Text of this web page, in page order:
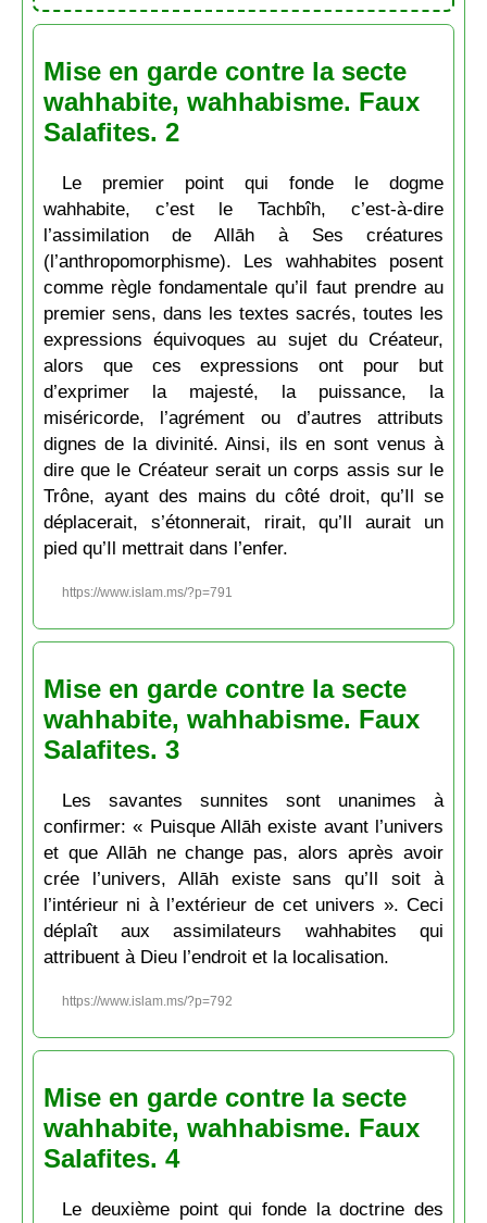
Mise en garde contre la secte
wahhabite, wahhabisme. Faux
Salafites. 2
Le premier point qui fonde le dogme
wahhabite, c’est le Tachbîh, c’est-à-dire
l’assimilation de Allāh à Ses créatures
(l’anthropomorphisme). Les wahhabites posent
comme règle fondamentale qu’il faut prendre au
premier sens, dans les textes sacrés, toutes les
expressions équivoques au sujet du Créateur,
alors que ces expressions ont pour but
d’exprimer la majesté, la puissance, la
miséricorde, l’agrément ou d’autres attributs
dignes de la divinité. Ainsi, ils en sont venus à
dire que le Créateur serait un corps assis sur le
Trône, ayant des mains du côté droit, qu’Il se
déplacerait, s’étonnerait, rirait, qu’Il aurait un
pied qu’Il mettrait dans l’enfer.
https://www.islam.ms/?p=791
Mise en garde contre la secte
wahhabite, wahhabisme. Faux
Salafites. 3
Les savantes sunnites sont unanimes à
confirmer: « Puisque Allāh existe avant l’univers
et que Allāh ne change pas, alors après avoir
crée l’univers, Allāh existe sans qu’Il soit à
l’intérieur ni à l’extérieur de cet univers ». Ceci
déplaît aux assimilateurs wahhabites qui
attribuent à Dieu l’endroit et la localisation.
https://www.islam.ms/?p=792
Mise en garde contre la secte
wahhabite, wahhabisme. Faux
Salafites. 4
Le deuxième point qui fonde la doctrine des